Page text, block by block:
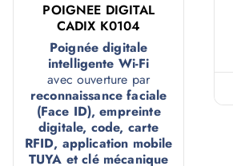
POIGNEE DIGITAL
CADIX K0104
Poignée digitale
intelligente Wi-Fi
avec ouverture par
reconnaissance faciale
(Face ID), empreinte
digitale, code, carte
RFID, application mobile
TUYA et clé mécanique